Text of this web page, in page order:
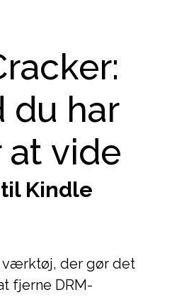
du har
at vide
Kindle
værktøj, der gør det
fjerne DRM-